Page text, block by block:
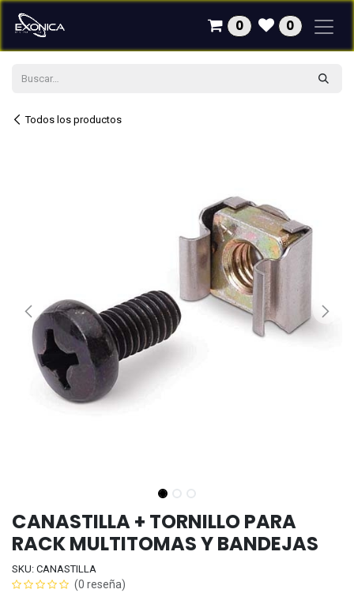
Ir al contenido
0 0
Todos los productos
CANASTILLA + TORNILLO PARA
RACK MULTITOMAS Y BANDEJAS
SKU: CANASTILLA
(0 reseña)